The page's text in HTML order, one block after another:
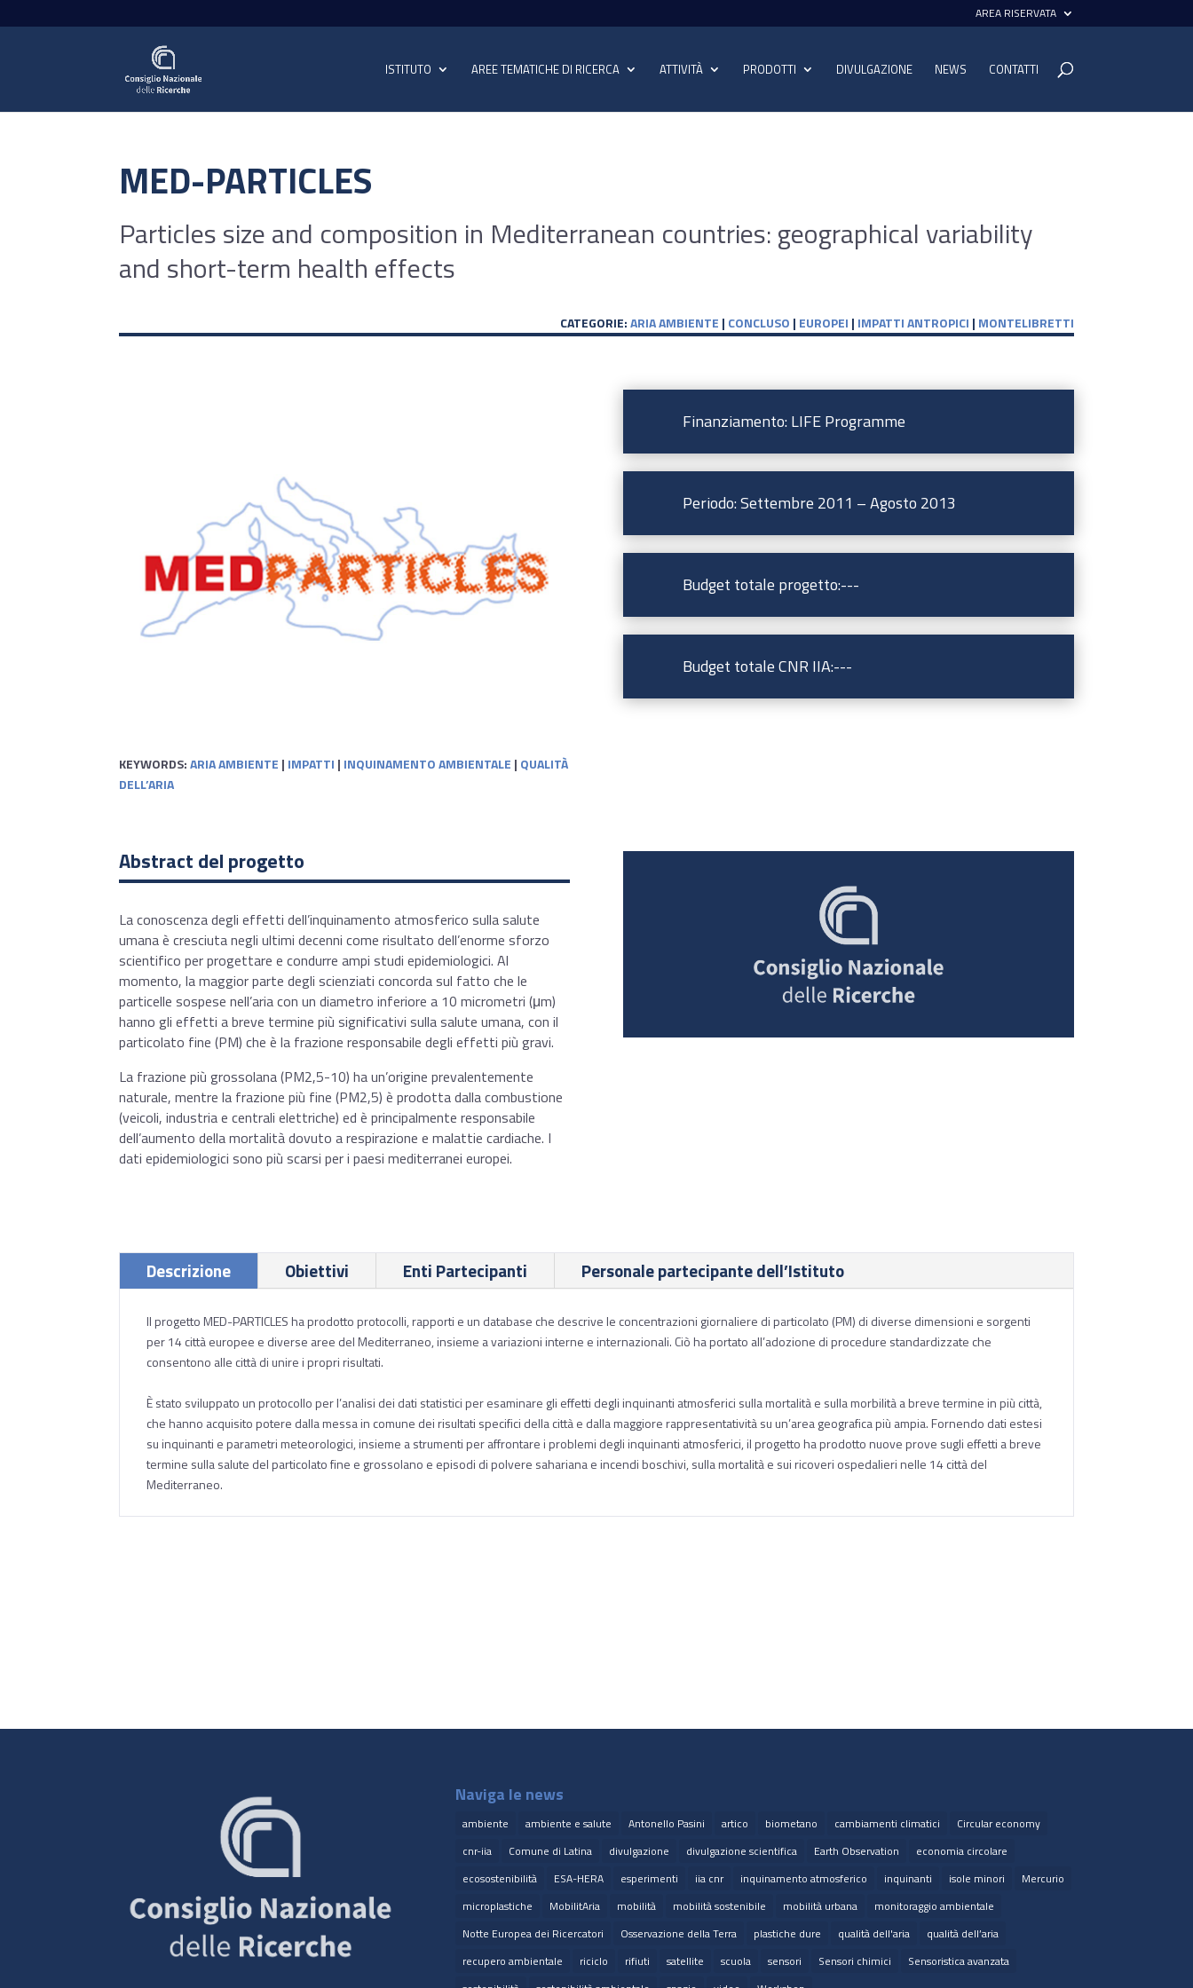
AREA RISERVATA
ISTITUTO AREE TEMATICHE DI RICERCA ATTIVITÀ PRODOTTI DIVULGAZIONE NEWS CONTATTI
MED-PARTICLES
Particles size and composition in Mediterranean countries: geographical variability
and short-term health effects
CATEGORIE:ARIA AMBIENTE | CONCLUSO | EUROPEI | IMPATTI ANTROPICI | MONTELIBRETTI
KEYWORDS:ARIA AMBIENTE | IMPATTI | INQUINAMENTO AMBIENTALE | QUALITÀ
DELL’ARIA
Finanziamento: LIFE Programme
Periodo: Settembre 2011 – Agosto 2013
Budget totale progetto:---
Budget totale CNR IIA:---
Abstract del progetto
La conoscenza degli effetti dell’inquinamento atmosferico sulla salute
umana è cresciuta negli ultimi decenni come risultato dell’enorme sforzo
scientifico per progettare e condurre ampi studi epidemiologici. Al
momento, la maggior parte degli scienziati concorda sul fatto che le
particelle sospese nell’aria con un diametro inferiore a 10 micrometri (μm)
hanno gli effetti a breve termine più significativi sulla salute umana, con il
particolato fine (PM) che è la frazione responsabile degli effetti più gravi.
La frazione più grossolana (PM2,5-10) ha un’origine prevalentemente
naturale, mentre la frazione più fine (PM2,5) è prodotta dalla combustione
(veicoli, industria e centrali elettriche) ed è principalmente responsabile
dell’aumento della mortalità dovuto a respirazione e malattie cardiache. I
dati epidemiologici sono più scarsi per i paesi mediterranei europei.
Descrizione Obiettivi Enti Partecipanti Personale partecipante dell’Istituto
Il progetto MED-PARTICLES ha prodotto protocolli, rapporti e un database che descrive le concentrazioni giornaliere di particolato (PM) di diverse dimensioni e sorgenti
per 14 città europee e diverse aree del Mediterraneo, insieme a variazioni interne e internazionali. Ciò ha portato all’adozione di procedure standardizzate che
consentono alle città di unire i propri risultati.
È stato sviluppato un protocollo per l’analisi dei dati statistici per esaminare gli effetti degli inquinanti atmosferici sulla mortalità e sulla morbilità a breve termine in più città,
che hanno acquisito potere dalla messa in comune dei risultati specifici della città e dalla maggiore rappresentatività su un’area geografica più ampia. Fornendo dati estesi
su inquinanti e parametri meteorologici, insieme a strumenti per affrontare i problemi degli inquinanti atmosferici, il progetto ha prodotto nuove prove sugli effetti a breve
termine sulla salute del particolato fine e grossolano e episodi di polvere sahariana e incendi boschivi, sulla mortalità e sui ricoveri ospedalieri nelle 14 città del
Mediterraneo.
Naviga le news
ambiente ambiente e salute Antonello Pasini artico biometano cambiamenti climatici
Circular economy
cnr-iia
Comune di Latina divulgazione divulgazione scientifica Earth Observation
economia circolare
ecosostenibilità
ESA-HERA esperimenti iia cnr inquinamento atmosferico inquinanti isole minori
Mercurio
microplastiche
MobilitAria mobilità mobilità sostenibile mobilità urbana
monitoraggio ambientale
Notte Europea dei Ricercatori
Osservazione della Terra plastiche dure qualità dell'aria
qualità dell’aria
recupero ambientale
riciclo rifiuti satellite scuola sensori Sensori chimici
Sensoristica avanzata